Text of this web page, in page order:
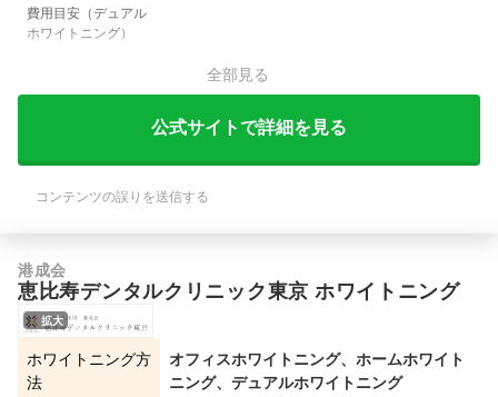
費用目安（デュアル
ホワイトニング）
全部見る
公式サイトで詳細を見る
コンテンツの誤りを送信する
港成会
恵比寿デンタルクリニック東京 ホワイトニング
拡大
ホワイトニング方
法
オフィスホワイトニング、ホームホワイト
ニング、デュアルホワイトニング